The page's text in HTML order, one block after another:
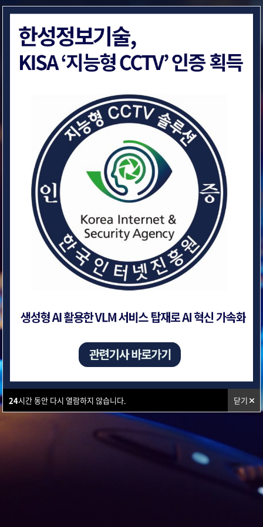
메인 내용 영역 바로가기
24시간 동안 다시 열람하지 않습니다. 닫기